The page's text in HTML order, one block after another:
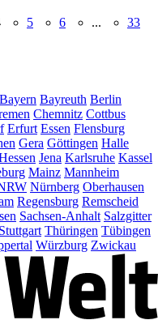
5 6 ...
33
Bayern Bayreuth Berlin
Chemnitz Cottbus
Erfurt Essen Flensburg
Gera Göttingen Halle
Jena Karlsruhe Kassel
Mainz Mannheim
Nürnberg Oberhausen
Regensburg Remscheid
Sachsen-Anhalt Salzgitter
Stuttgart Thüringen Tübingen
Würzburg Zwickau